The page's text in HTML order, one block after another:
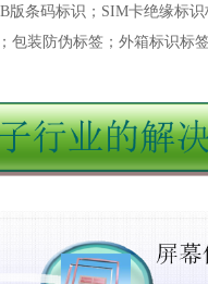
条码标识；SIM卡绝缘标
装防伪标签；外箱标识标